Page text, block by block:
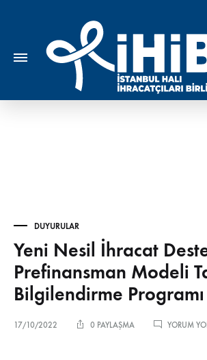
DUYURULAR
Yeni Nesil İhracat
Prefinansman Modeli
Bilgilendirme
17/10/2022 0 PAYLAŞMA YORUM